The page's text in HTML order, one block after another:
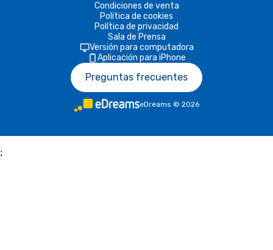
Condiciones de venta
Política de cookies
Política de privacidad
Sala de Prensa
Versión para computadora
Aplicación para iPhone
Preguntas frecuentes
eDreams © 2026
;